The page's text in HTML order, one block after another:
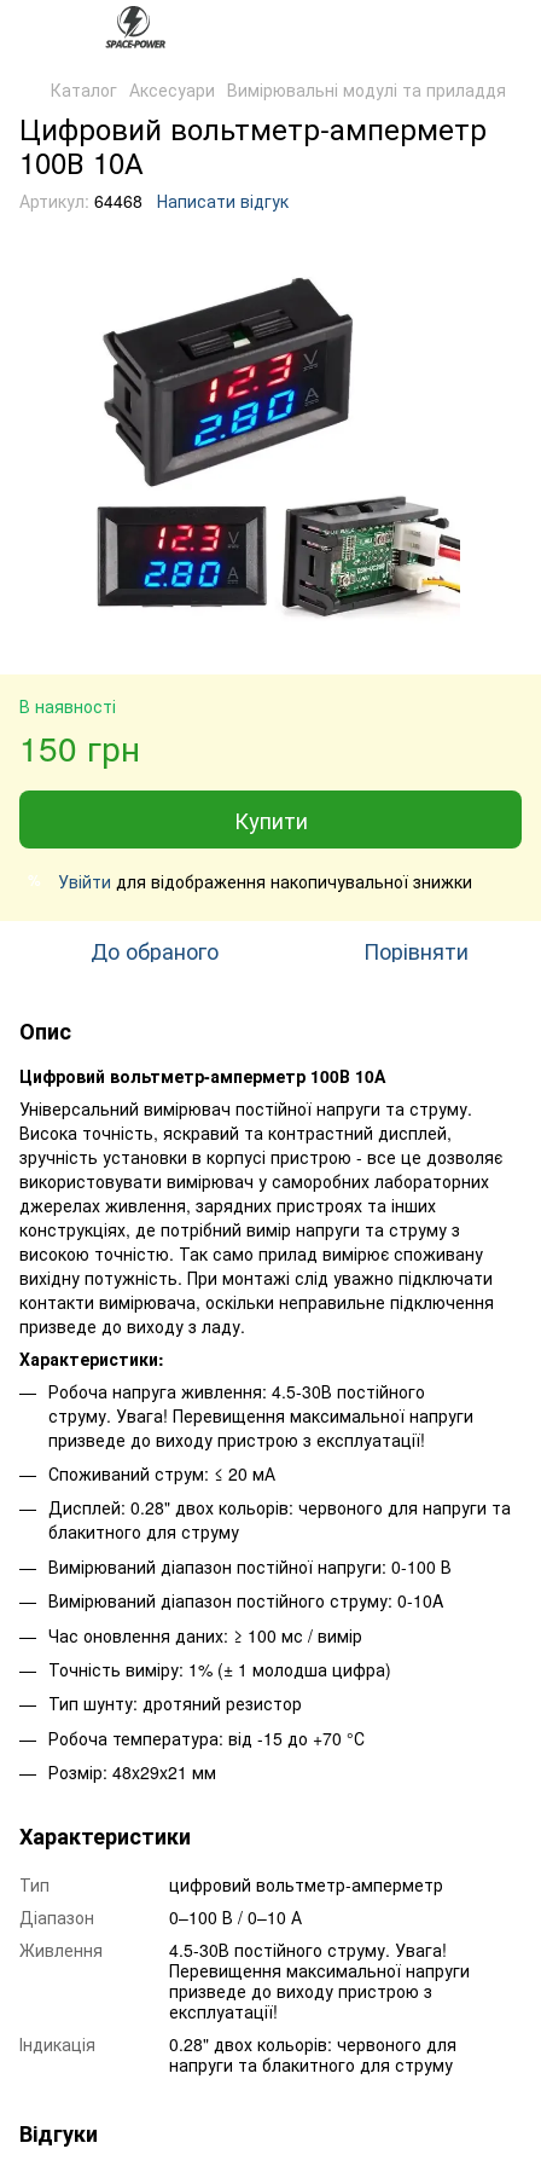
Каталог Аксесуари Вимірювальні модулі та приладдя
Цифровий вольтметр-амперметр
100В 10А
Артикул: 64468 Написати відгук
В наявності
150 грн
Купити
% Увійти для відображення накопичувальної знижки
До обраного Порівняти
Опис
Цифровий вольтметр-амперметр 100В 10А
Універсальний вимірювач постійної напруги та струму.
Висока точність, яскравий та контрастний дисплей,
зручність установки в корпусі пристрою - все це дозволяє
використовувати вимірювач у саморобних лабораторних
джерелах живлення, зарядних пристроях та інших
конструкціях, де потрібний вимір напруги та струму з
високою точністю. Так само прилад вимірює споживану
вихідну потужність. При монтажі слід уважно підключати
контакти вимірювача, оскільки неправильне підключення
призведе до виходу з ладу.
Характеристики:
Робоча напруга живлення: 4.5-30В постійного
струму. Увага! Перевищення максимальної напруги
призведе до виходу пристрою з експлуатації!
Споживаний струм: ≤ 20 мА
Дисплей: 0.28" двох кольорів: червоного для напруги та
блакитного для струму
Вимірюваний діапазон постійної напруги: 0-100 В
Вимірюваний діапазон постійного струму: 0-10A
Час оновлення даних: ≥ 100 мс / вимір
Точність виміру: 1% (± 1 молодша цифра)
Тип шунту: дротяний резистор
Робоча температура: від -15 до +70 °С
Розмір: 48x29x21 мм
Характеристики
Тип
цифровий вольтметр-амперметр
Діапазон
0–100 В / 0–10 А
Живлення
4.5-30В постійного струму. Увага!
Перевищення максимальної напруги
призведе до виходу пристрою з
експлуатації!
Індикація
0.28" двох кольорів: червоного для
напруги та блакитного для струму
Відгуки